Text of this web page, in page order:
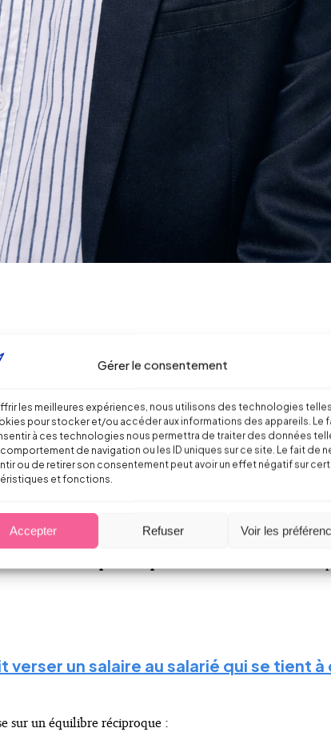
Gérer le consentement
les meilleures expériences, nous utilisons des technologies
pour stocker et/ou accéder aux informations des appareils. Le
à ces technologies nous permettra de traiter des données
de navigation ou les ID uniques sur ce site. Le fait de
ou de retirer son consentement peut avoir un effet négatif sur
et fonctions.
Accepter Refuser Voir les
l’obligation d’un employeur de rémunérer son
il réclamer son salaire lorsqu’il affirme être prêt à
notamment dans des situations de baisse d’activité,
de son contrat.
rappeler avec force les contours de l’obligation de
:
, autrement dit lorsqu’il se tient à la disposition de son
ne se met plus à disposition
ou refuse d’exécuter
verser un salaire au salarié qui se tient
sur un équilibre réciproque :